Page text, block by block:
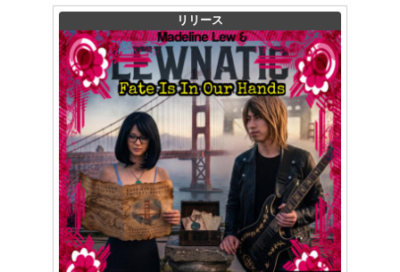
リリース